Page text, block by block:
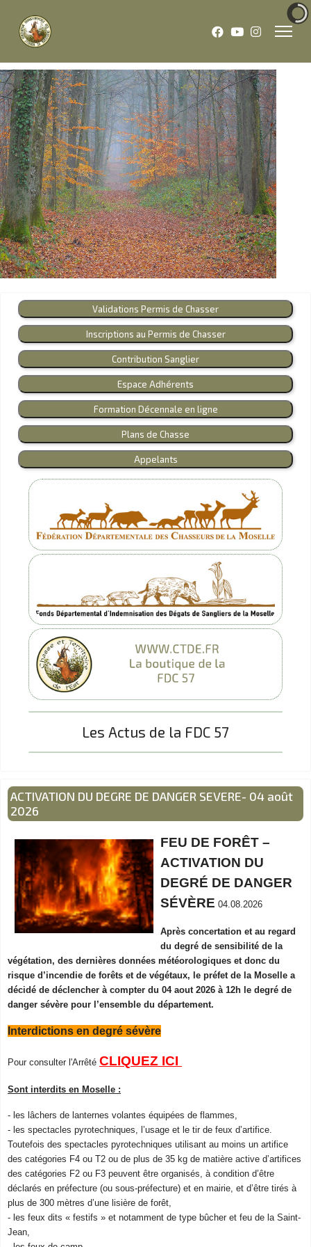
Validations Permis de Chasser
Inscriptions au Permis de Chasser
Contribution Sanglier
Espace Adhérents
Formation Décennale en ligne
Plans de Chasse
Appelants
Les Actus de la FDC 57
ACTIVATION DU DEGRE DE DANGER SEVERE- 04 août
2026
FEU DE FORÊT –
ACTIVATION DU
DEGRÉ DE DANGER
SÉVÈRE 04.08.2026
Après concertation et au regard
du degré de sensibilité de la
végétation, des dernières données météorologiques et donc du
risque d’incendie de forêts et de végétaux, le préfet de la Moselle a
décidé de déclencher à compter du 04 aout 2026 à 12h le degré de
danger sévère pour l’ensemble du département.
Interdictions en degré sévère
Pour consulter l'Arrêté CLIQUEZ ICI
Sont interdits en Moselle :
- les lâchers de lanternes volantes équipées de flammes,
- les spectacles pyrotechniques, l’usage et le tir de feux d’artifice.
Toutefois des spectacles pyrotechniques utilisant au moins un artifice
des catégories F4 ou T2 ou de plus de 35 kg de matière active d’artifices
des catégories F2 ou F3 peuvent être organisés, à condition d’être
déclarés en préfecture (ou sous-préfecture) et en mairie, et d’être tirés à
plus de 300 mètres d’une lisière de forêt,
- les feux dits « festifs » et notamment de type bûcher et feu de la Saint-
Jean,